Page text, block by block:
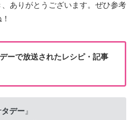
ありがとうございます。ぜひ参考
ーで放送されたレシピ・記事
タデー 』